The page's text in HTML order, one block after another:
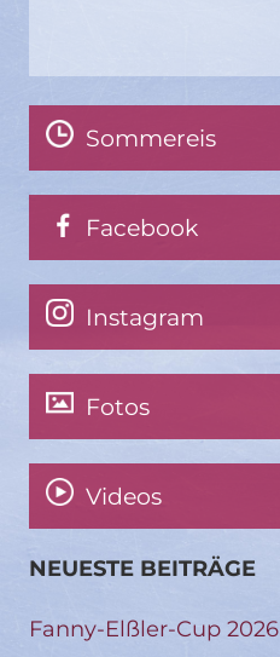
Sommereis
Facebook
Instagram
Fotos
Videos
NEUESTE BEITRÄGE
Fanny-Elßler-Cup 2026